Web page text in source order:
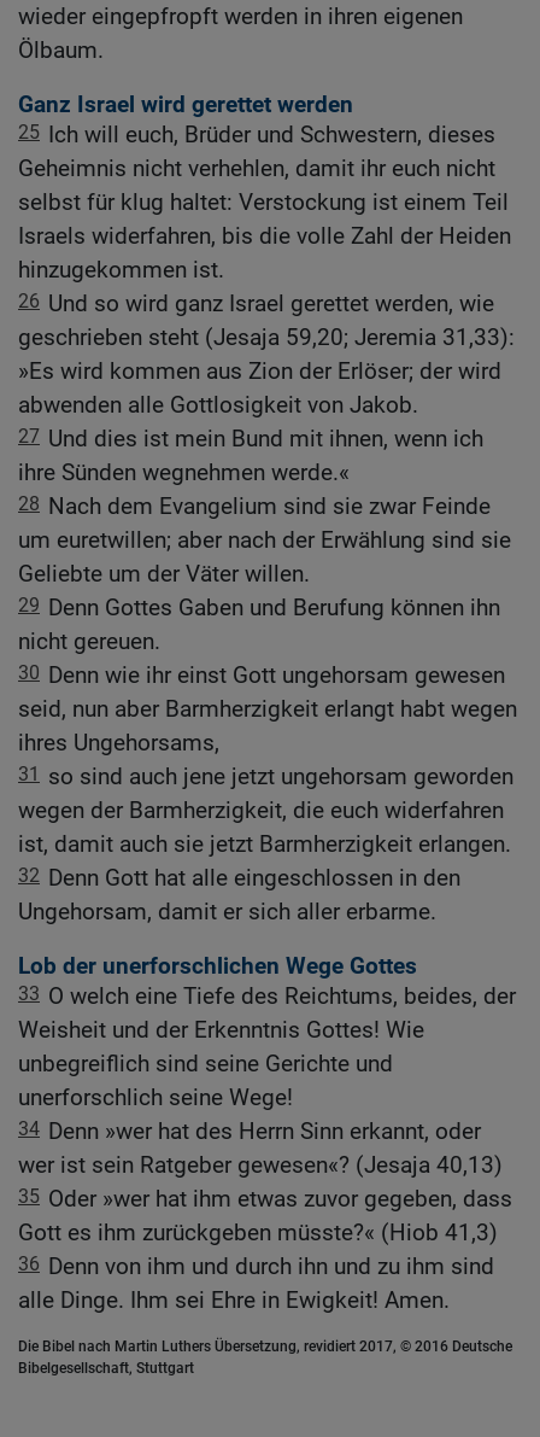
wieder eingepfropft werden in ihren eigenen
Ölbaum.
Ganz Israel wird gerettet werden
25 Ich will euch, Brüder und Schwestern, dieses
Geheimnis nicht verhehlen, damit ihr euch nicht
selbst für klug haltet: Verstockung ist einem Teil
Israels widerfahren, bis die volle Zahl der Heiden
hinzugekommen ist.
26 Und so wird ganz Israel gerettet werden, wie
geschrieben steht (Jesaja 59,20; Jeremia 31,33):
»Es wird kommen aus Zion der Erlöser; der wird
abwenden alle Gottlosigkeit von Jakob.
27 Und dies ist mein Bund mit ihnen, wenn ich
ihre Sünden wegnehmen werde.«
28 Nach dem Evangelium sind sie zwar Feinde
um euretwillen; aber nach der Erwählung sind sie
Geliebte um der Väter willen.
29 Denn Gottes Gaben und Berufung können ihn
nicht gereuen.
30 Denn wie ihr einst Gott ungehorsam gewesen
seid, nun aber Barmherzigkeit erlangt habt wegen
ihres Ungehorsams,
31 so sind auch jene jetzt ungehorsam geworden
wegen der Barmherzigkeit, die euch widerfahren
ist, damit auch sie jetzt Barmherzigkeit erlangen.
32 Denn Gott hat alle eingeschlossen in den
Ungehorsam, damit er sich aller erbarme.
Lob der unerforschlichen Wege Gottes
33 O welch eine Tiefe des Reichtums, beides, der
Weisheit und der Erkenntnis Gottes! Wie
unbegreiflich sind seine Gerichte und
unerforschlich seine Wege!
34 Denn »wer hat des Herrn Sinn erkannt, oder
wer ist sein Ratgeber gewesen«? (Jesaja 40,13)
35 Oder »wer hat ihm etwas zuvor gegeben, dass
Gott es ihm zurückgeben müsste?« (Hiob 41,3)
36 Denn von ihm und durch ihn und zu ihm sind
alle Dinge. Ihm sei Ehre in Ewigkeit! Amen.
Die Bibel nach Martin Luthers Übersetzung, revidiert 2017, © 2016 Deutsche
Bibelgesellschaft, Stuttgart